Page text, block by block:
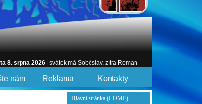
8. srpna 2026 | svátek má Soběslav, zítra Roman
nám Reklama Kontakty
Hlavní stránka (HOME)